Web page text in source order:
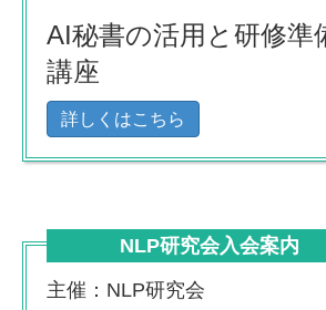
AI秘書の活用と研修準
講座
詳しくはこちら
NLP研究会入会案内
主催：NLP研究会